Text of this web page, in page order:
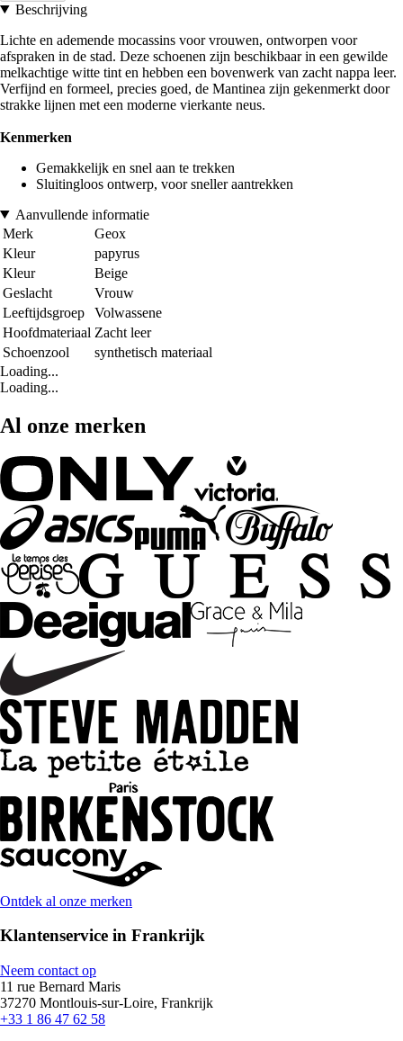
Beschrijving
Lichte en ademende mocassins voor vrouwen, ontworpen voor
afspraken in de stad. Deze schoenen zijn beschikbaar in een gewilde
melkachtige witte tint en hebben een bovenwerk van zacht nappa leer.
Verfijnd en formeel, precies goed, de Mantinea zijn gekenmerkt door
strakke lijnen met een moderne vierkante neus.
Kenmerken
Gemakkelijk en snel aan te trekken
Sluitingloos ontwerp, voor sneller aantrekken
Aanvullende informatie
Merk
Geox
Kleur
papyrus
Kleur
Beige
Geslacht
Vrouw
Leeftijdsgroep
Volwassene
Hoofdmateriaal Zacht leer
Schoenzool
synthetisch materiaal
Loading...
Loading...
Al onze merken
Ontdek al onze merken
Klantenservice in Frankrijk
Neem contact op
11 rue Bernard Maris
37270 Montlouis-sur-Loire, Frankrijk
+33 1 86 47 62 58